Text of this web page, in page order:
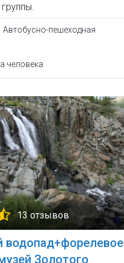
Автобусно-пешеходная
человека
13 отзывов
водопад+форелевое
Золотого